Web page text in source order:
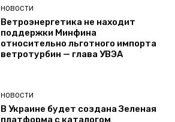
НОВОСТИ
Ветроэнергетика не находит
поддержки Минфина
относительно льготного импорта
ветротурбин — глава УВЭА
НОВОСТИ
В Украине будет создана Зеленая
платформа с каталогом